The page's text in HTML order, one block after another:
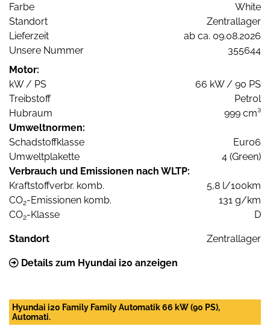
Farbe
White
Standort
Zentrallager
Lieferzeit
ab ca. 09.08.2026
Unsere Nummer
355644
Motor:
kW / PS
66 kW / 90 PS
Treibstoff
Petrol
Hubraum
999 cm³
Umweltnormen:
Schadstoffklasse
Euro6
Umweltplakette
4 (Green)
Verbrauch und Emissionen nach WLTP:
Kraftstoffverbr. komb.
5,8 l/100km
CO2-Emissionen komb.
131 g/km
CO2-Klasse D
Standort Zentrallager
Details zum Hyundai i20 anzeigen
Hyundai i20 Family Family Automatik 66 kW (90 PS),
Automati.